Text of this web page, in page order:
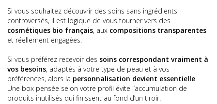
Si vous souhaitez découvrir des soins sans ingrédients
controversés, il est logique de vous tourner vers des
cosmétiques bio français, aux compositions transparentes
et réellement engagées.
Si vous préférez recevoir des soins correspondant vraiment à
vos besoins, adaptés à votre type de peau et à vos
préférences, alors la personnalisation devient essentielle
Une box pensée selon votre profil évite l’accumulation de
produits inutilisés qui finissent au fond d’un tiroir.